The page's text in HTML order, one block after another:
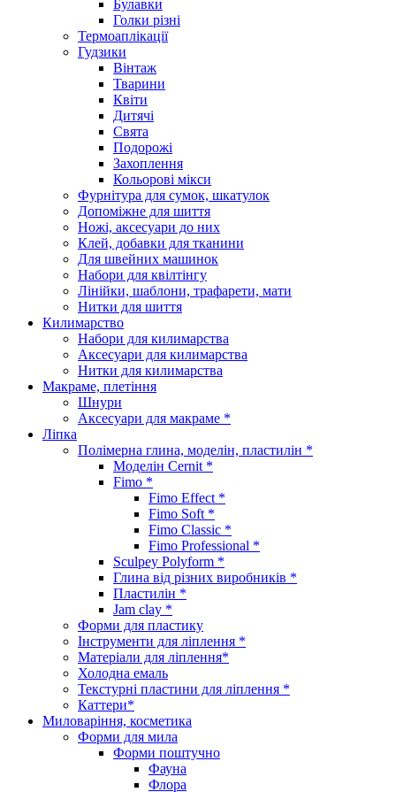
Булавки
Голки різні
Термоаплікації
Гудзики
Вінтаж
Тварини
Квіти
Дитячі
Свята
Подорожі
Захоплення
Кольорові мікси
Фурнітура для сумок, шкатулок
Допоміжне для шиття
Ножі, аксесуари до них
Клей, добавки для тканини
Для швейних машинок
Набори для квілтінгу
Лінійки, шаблони, трафарети, мати
Нитки для шиття
Килимарство
Набори для килимарства
Аксесуари для килимарства
Нитки для килимарства
Макраме, плетіння
Шнури
Аксесуари для макраме *
Ліпка
Полімерна глина, моделін, пластилін *
Моделін Cernit *
Fimo *
Fimo Effect *
Fimo Soft *
Fimo Classic *
Fimo Professional *
Sculpey Polyform *
Глина від різних виробників *
Пластилін *
Jam clay *
Форми для пластику
Інструменти для ліплення *
Матеріали для ліплення*
Холодна емаль
Текстурні пластини для ліплення *
Каттери*
Миловаріння, косметика
Форми для мила
Форми поштучно
Фауна
Флора